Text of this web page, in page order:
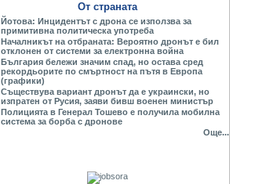
От страната
Йотова: Инцидентът с дрона се използва за
примитивна политическа употреба
Началникът на отбраната: Вероятно дронът е бил
отклонен от системи за електронна война
България бележи значим спад, но остава сред
рекордьорите по смъртност на пътя в Европа
(графики)
Съществува вариант дронът да е украински, но
изпратен от Русия, заяви бивш военен министър
Полицията в Генерал Тошево е получила мобилна
система за борба с дронове
Още...